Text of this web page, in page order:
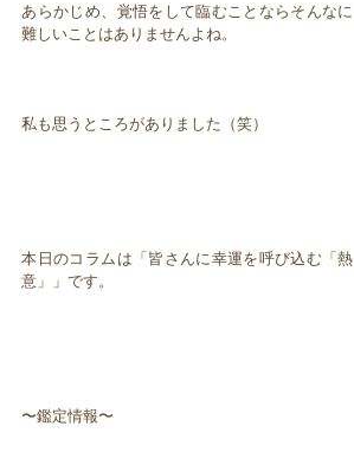
あらかじめ、覚悟をして臨むことならそんなに
難しいことはありませんよね。
私も思うところがありました（笑）
本日のコラムは「皆さんに幸運を呼び込む「熱
意」」です。
〜鑑定情報〜